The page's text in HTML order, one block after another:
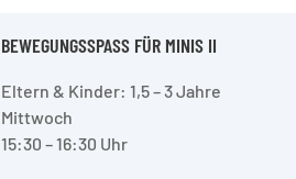
BEWEGUNGSSPASS FÜR MINIS II
Eltern & Kinder: 1,5 – 3 Jahre
Mittwoch
15:30 – 16:30 Uhr